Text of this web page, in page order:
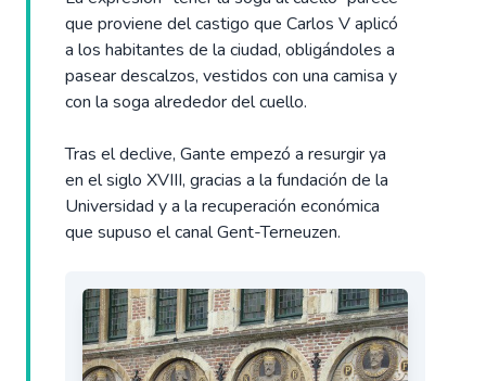
que proviene del castigo que Carlos V aplicó
a los habitantes de la ciudad, obligándoles a
pasear descalzos, vestidos con una camisa y
con la soga alrededor del cuello.
Tras el declive, Gante empezó a resurgir ya
en el siglo XVIII, gracias a la fundación de la
Universidad y a la recuperación económica
que supuso el canal Gent-Terneuzen.